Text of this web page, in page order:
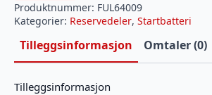
Produktnummer: FUL64009
Kategorier: Reservedeler, Startbatteri
Tilleggsinformasjon Omtaler (0)
Tilleggsinformasjon